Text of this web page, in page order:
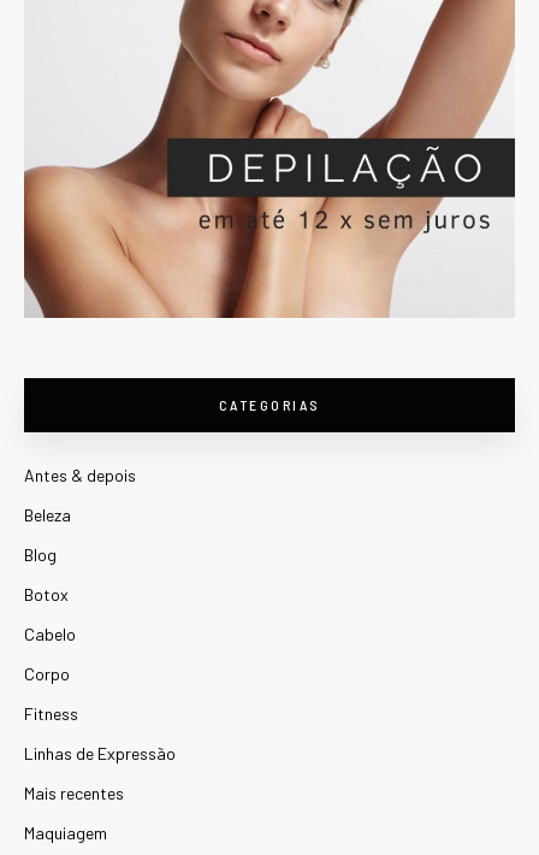
CATEGORIAS
Antes & depois
Beleza
Blog
Botox
Cabelo
Corpo
Fitness
Linhas de Expressão
Mais recentes
Maquiagem